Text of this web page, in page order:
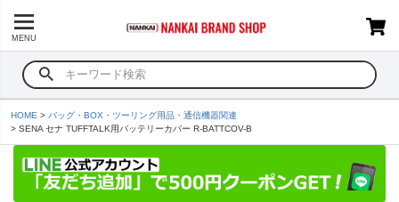
MENU
HOME
バッグ・BOX・ツーリング用品・通信機器関連
SENA セナ TUFFTALK用バッテリーカバー R-BATTCOV-B